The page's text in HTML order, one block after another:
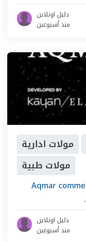
دليل اونلاين
منذ أسبوعين
مولات ادارية
مولات طبية
,
دليل اونلاين
منذ أسبوعين